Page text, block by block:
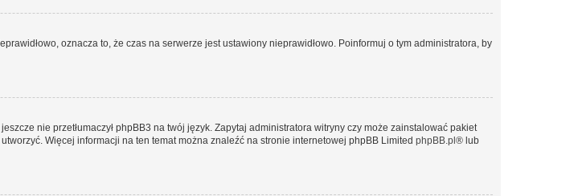
oznacza to, że czas na serwerze jest ustawiony nieprawidłowo. Poinformuj o tym administratora, by
nie przetłumaczył phpBB3 na twój język. Zapytaj administratora witryny czy może zainstalować pakiet
Więcej informacji na ten temat można znaleźć na stronie internetowej phpBB Limited phpBB.pl ® lub